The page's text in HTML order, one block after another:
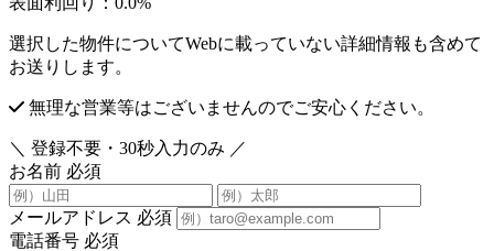
選択した物件についてWebに載っていない詳細情報も含めて
お送りします。
無理な営業等はございませんのでご安心ください。
＼ 登録不要・30秒入力のみ ／
お名前 必須
メールアドレス 必須
電話番号 必須